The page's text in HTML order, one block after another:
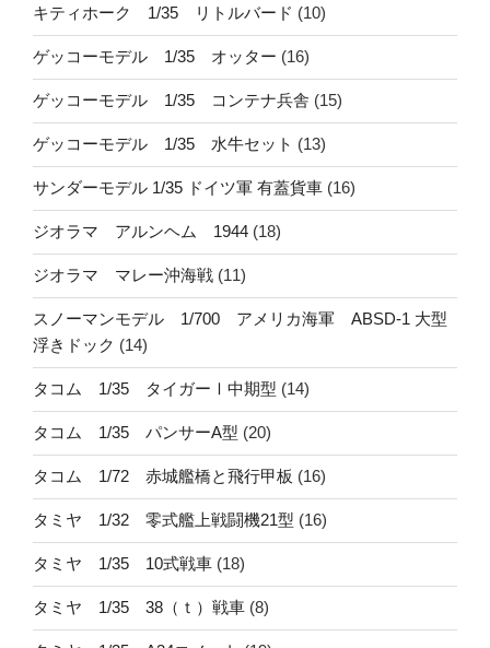
キティホーク 1/35 リトルバード (10)
ゲッコーモデル 1/35 オッター (16)
ゲッコーモデル 1/35 コンテナ兵舎 (15)
ゲッコーモデル 1/35 水牛セット (13)
サンダーモデル 1/35 ドイツ軍 有蓋貨車 (16)
ジオラマ アルンヘム 1944 (18)
ジオラマ マレー沖海戦 (11)
スノーマンモデル 1/700 アメリカ海軍 ABSD-1 大型
浮きドック (14)
タコム 1/35 タイガーⅠ中期型 (14)
タコム 1/35 パンサーA型 (20)
タコム 1/72 赤城艦橋と飛行甲板 (16)
タミヤ 1/32 零式艦上戦闘機21型 (16)
タミヤ 1/35 10式戦車 (18)
タミヤ 1/35 38（ｔ）戦車 (8)